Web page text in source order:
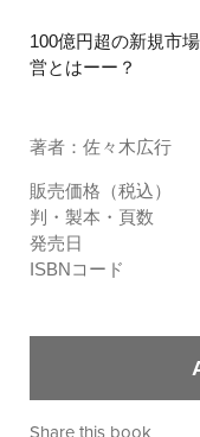
100億円超の新規市
営とはーー？
著者：佐々木広行
販売価格（税込）
判・製本・頁数
発売日
ISBNコード
Share this book